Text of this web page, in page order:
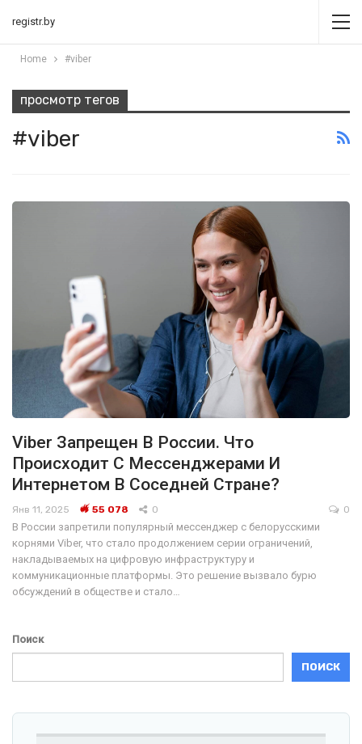
registr.by
Home #viber
просмотр тегов
#viber
Viber Запрещен В России. Что
Происходит С Мессенджерами И
Интернетом В Соседней Стране?
Янв 11, 2025 55 078 0 0
В России запретили популярный мессенджер с белорусскими
корнями Viber, что стало продолжением серии ограничений,
накладываемых на цифровую инфраструктуру и
коммуникационные платформы. Это решение вызвало бурю
обсуждений в обществе и стало…
Поиск
ПОИСК